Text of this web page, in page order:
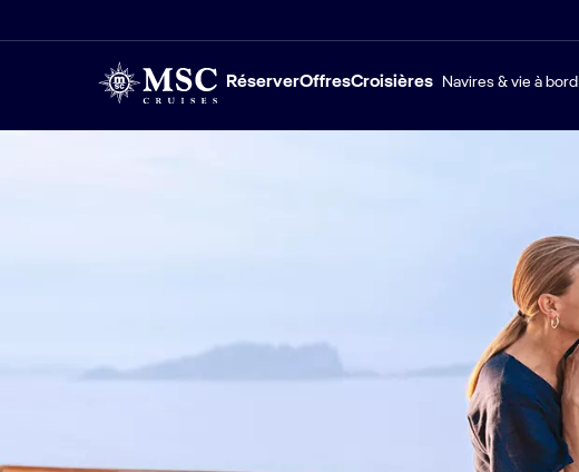
RéserverOffresCroisières Navires & vie à bord